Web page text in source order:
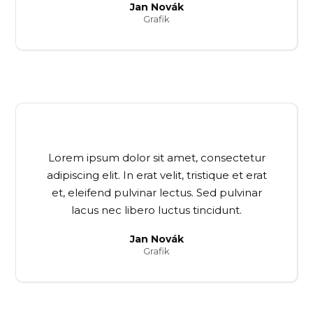
Jan Novák
Grafik
Lorem ipsum dolor sit amet, consectetur
adipiscing elit. In erat velit, tristique et erat
et, eleifend pulvinar lectus. Sed pulvinar
lacus nec libero luctus tincidunt.
Jan Novák
Grafik